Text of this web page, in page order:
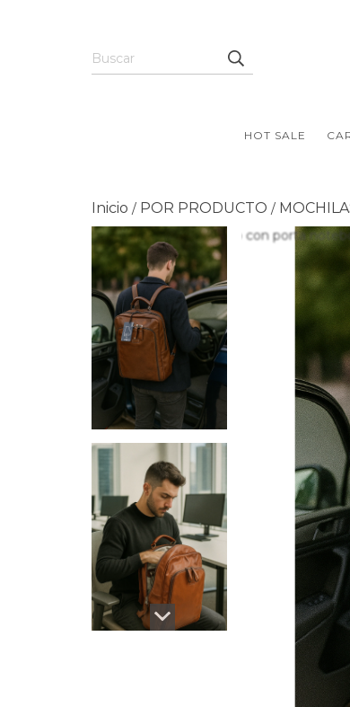
HOT SALE
Inicio / POR PRODUCTO /